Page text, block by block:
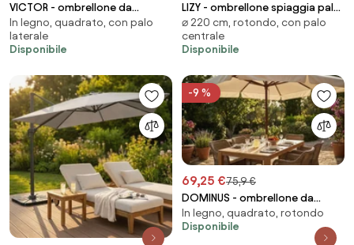
VICTOR - ombrellone da
giardino decentrato con palo
in legno 3 x 3 con mantovana
In legno, quadrato, con palo
laterale
Disponibile
LIZY - ombrellone spiaggia palo
alluminio 220/32
⌀ 220 cm, rotondo, con palo
centrale
Disponibile
-9 %
69,25 €75,9 €
DOMINUS - ombrellone da
giardino palo centrale in legno
2 x 3 m
In legno, quadrato, rotondo
Disponibile